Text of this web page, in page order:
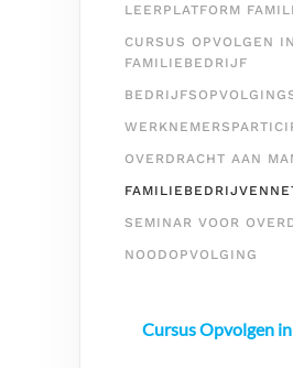
LEERPLATFORM
CURSUS OPVOLGEN
FAMILIEBEDRIJF
OVERDRACHT AAN
SEMINAR VOOR
NOODOPVOLGING
Cursus Opvolgen